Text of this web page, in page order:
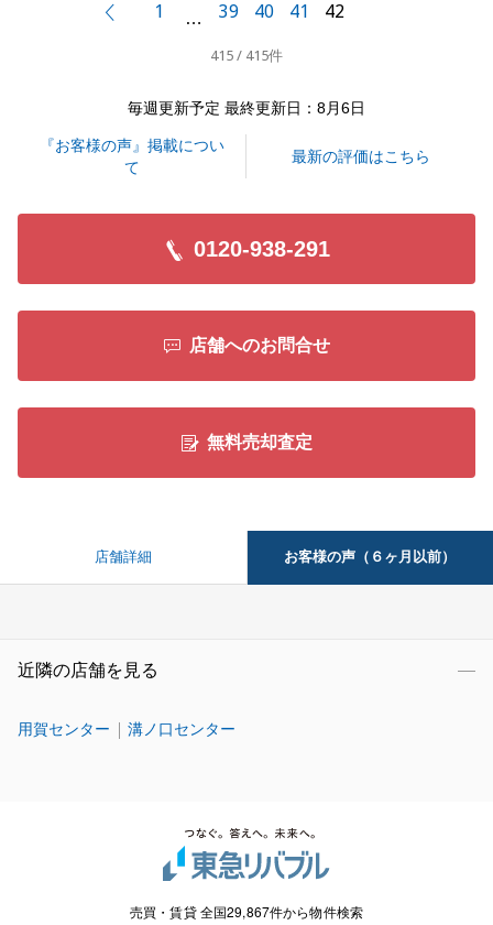
最後に、不動産でお困りのご親族、ご友人など是非ご
よろしくお願い致します。
閉じる
前へ1 … 39 40 41 42
415 / 415件
毎週更新予定 最終更新日：8月6日
『お客様の声』掲載につい
て
最新の評価はこちら
0120-938-291
店舗へのお問合せ
無料売却査定
店舗詳細 お客様の声（６ヶ月以前）
近隣の店舗を見る
用賀センター 溝ノ口センター
売買・賃貸 全国29,867件から物件検索